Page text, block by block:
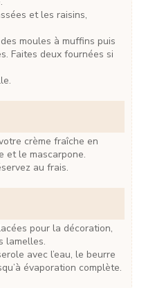
Faites deux fournées si
et le mascarpone.
au frais.
lamelles.
évaporation complète.